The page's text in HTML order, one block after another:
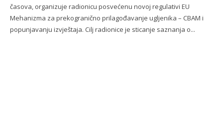
časova, organizuje radionicu posvećenu novoj regulativi EU
Mehanizma za prekogranično prilagođavanje ugljenika – CBAM i
popunjavanju izvještaja. Cilj radionice je sticanje saznanja o...